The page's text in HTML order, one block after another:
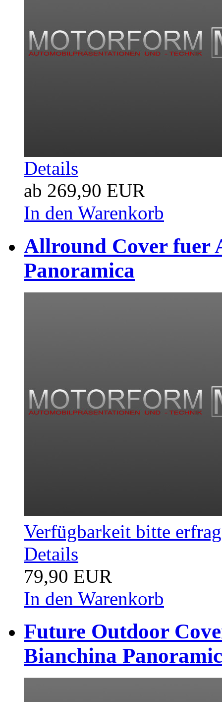
Details
ab 269,90 EUR
In den Warenkorb
Allround Cover fuer
Panoramica
Verfügbarkeit bitte
Details
79,90 EUR
In den Warenkorb
Future Outdoor
Bianchina